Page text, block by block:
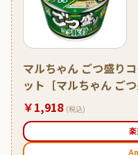
マルちゃん ごつ盛り
ット［マルちゃん ご
￥1,918 (税込)